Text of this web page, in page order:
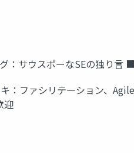
：サウスポーなSEの独り
：ファシリテーション、
迎